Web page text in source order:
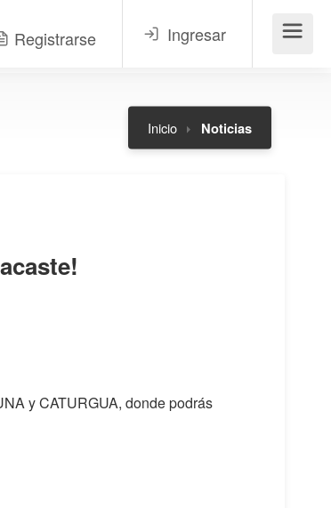
Registrarse Ingresar Menú
Inicio Noticias
y CATURGUA, donde podrás